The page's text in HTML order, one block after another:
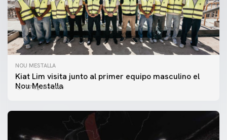
NOU MESTALLA
Kiat Lim visita junto al primer equipo masculino el
Nou Mestalla
07 agosto 2026